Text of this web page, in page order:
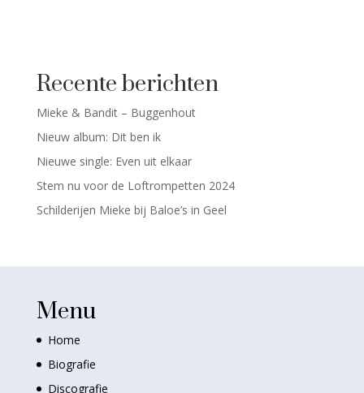
Recente berichten
Mieke & Bandit – Buggenhout
Nieuw album: Dit ben ik
Nieuwe single: Even uit elkaar
Stem nu voor de Loftrompetten 2024
Schilderijen Mieke bij Baloe’s in Geel
Menu
Home
Biografie
Discografie